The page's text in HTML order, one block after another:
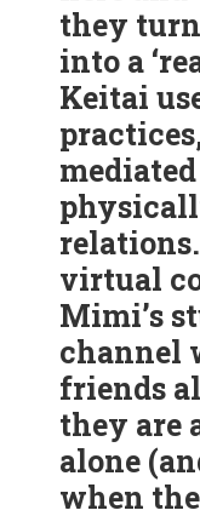
they
into a
Keitai
virtual
Mimi’s
channel
friends
they are
alone
when